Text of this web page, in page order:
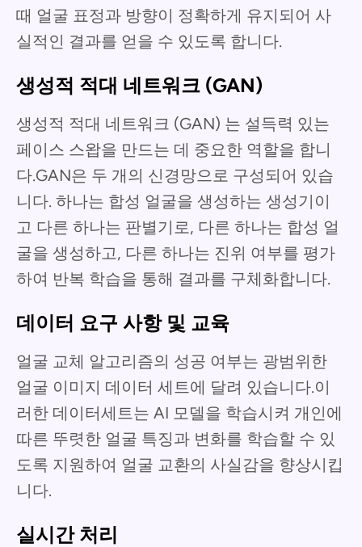
때 얼굴 표정과 방향이 정확하게 유지되어 사
실적인 결과를 얻을 수 있도록 합니다.
생성적 적대 네트워크 (GAN)
생성적 적대 네트워크 (GAN) 는 설득력 있는
페이스 스왑을 만드는 데 중요한 역할을 합니
다.GAN은 두 개의 신경망으로 구성되어 있습
니다. 하나는 합성 얼굴을 생성하는 생성기이
고 다른 하나는 판별기로, 다른 하나는 합성 얼
굴을 생성하고, 다른 하나는 진위 여부를 평가
하여 반복 학습을 통해 결과를 구체화합니다.
데이터 요구 사항 및 교육
얼굴 교체 알고리즘의 성공 여부는 광범위한
얼굴 이미지 데이터 세트에 달려 있습니다.이
러한 데이터세트는 AI 모델을 학습시켜 개인에
따른 뚜렷한 얼굴 특징과 변화를 학습할 수 있
도록 지원하여 얼굴 교환의 사실감을 향상시킵
니다.
실시간 처리